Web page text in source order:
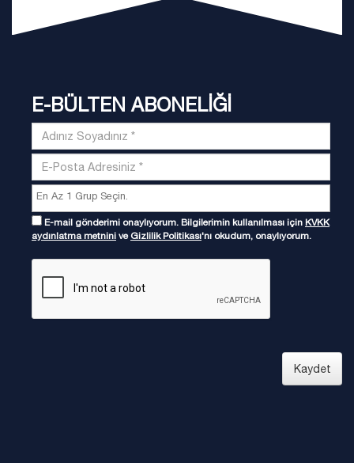
E-BÜLTEN ABONELİĞİ
E-mail gönderimi onaylıyorum. Bilgilerimin kullanılması için KVKK
aydınlatma metnini ve Gizlilik Politikası'nı okudum, onaylıyorum.
Kaydet